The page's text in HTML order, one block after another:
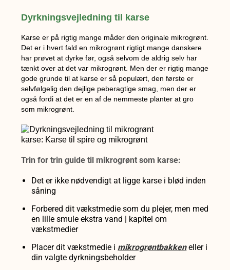
Dyrkningsvejledning til karse
Karse er på rigtig mange måder den originale mikrogrønt.
Det er i hvert fald en mikrogrønt rigtigt mange danskere
har prøvet at dyrke før, også selvom de aldrig selv har
tænkt over at det var mikrogrønt. Men der er rigtig mange
gode grunde til at karse er så populært, den første er
selvfølgelig den dejlige peberagtige smag, men der er
også fordi at det er en af de nemmeste planter at gro
som mikrogrønt.
Trin for trin guide til mikrogrønt som karse:
Det er ikke nødvendigt at ligge karse i blød inden
såning
Forbered dit vækstmedie som du plejer, men med
en lille smule ekstra vand | kapitel om
vækstmedier
Placer dit vækstmedie i mikrogrøntbakkeneller i
din valgte dyrkningsbeholder